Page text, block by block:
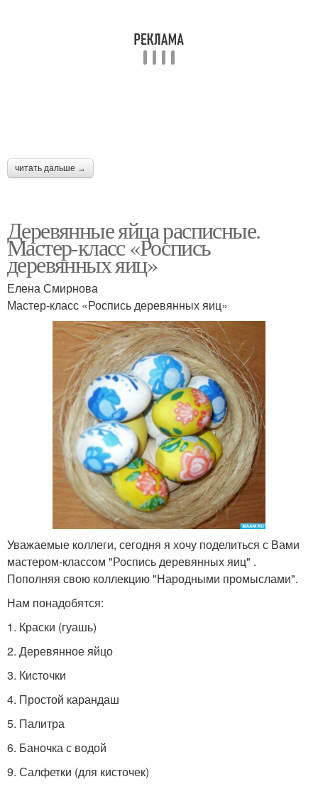
читать дальше →
Деревянные яйца расписные.
Мастер-класс «Роспись
деревянных яиц»
Елена Смирнова
Мастер-класс «Роспись деревянных яиц»
Уважаемые коллеги, сегодня я хочу поделиться с Вами
мастером-классом "Роспись деревянных яиц" .
Пополняя свою коллекцию "Народными промыслами".
Нам понадобятся:
1. Краски (гуашь)
2. Деревянное яйцо
3. Кисточки
4. Простой карандаш
5. Палитра
6. Баночка с водой
9. Салфетки (для кисточек)